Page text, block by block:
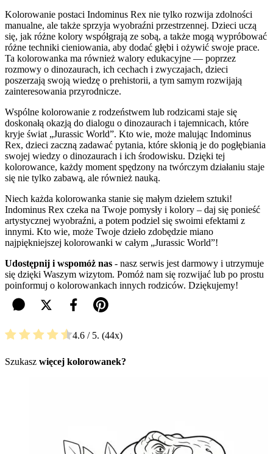
Kolorowanie postaci Indominus Rex nie tylko rozwija zdolności
manualne, ale także sprzyja wyobraźni przestrzennej. Dzieci uczą
się, jak różne kolory współgrają ze sobą, a także mogą wypróbować
różne techniki cieniowania, aby dodać głębi i ożywić swoje prace.
Ta kolorowanka ma również walory edukacyjne — poprzez
rozmowy o dinozaurach, ich cechach i zwyczajach, dzieci
poszerzają swoją wiedzę o prehistorii, a tym samym rozwijają
zainteresowania przyrodnicze.
Wspólne kolorowanie z rodzeństwem lub rodzicami staje się
doskonałą okazją do dialogu o dinozaurach i tajemnicach, które
kryje świat „Jurassic World”. Kto wie, może malując Indominus
Rex, dzieci zaczną zadawać pytania, które skłonią je do pogłębiania
swojej wiedzy o dinozaurach i ich środowisku. Dzięki tej
kolorowance, każdy moment spędzony na twórczym działaniu staje
się nie tylko zabawą, ale również nauką.
Niech każda kolorowanka stanie się małym dziełem sztuki!
Indominus Rex czeka na Twoje pomysły i kolory – daj się ponieść
artystycznej wyobraźni, a potem podziel się swoimi efektami z
innymi. Kto wie, może Twoje dzieło zdobędzie miano
najpiękniejszej kolorowanki w całym „Jurassic World”!
Udostępnij i wspomóż nas - nasz serwis jest darmowy i utrzymuje
się dzięki Waszym wizytom. Pomóż nam się rozwijać lub po prostu
poinformuj o kolorowankach innych rodziców. Dziękujemy!
4.6 / 5. 44
Szukasz więcej kolorowanek?